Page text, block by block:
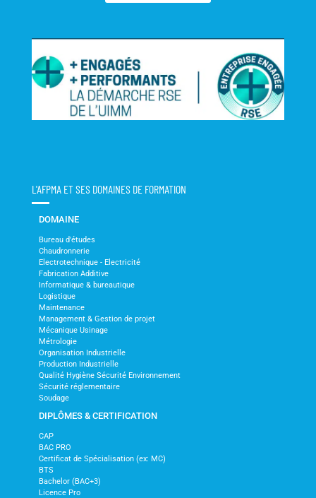
L'AFPMA ET SES DOMAINES DE FORMATION
DOMAINE
Bureau d'études
Chaudronnerie
Electrotechnique - Electricité
Fabrication Additive
Informatique & bureautique
Logistique
Maintenance
Management & Gestion de projet
Mécanique Usinage
Métrologie
Organisation Industrielle
Production Industrielle
Qualité Hygiène Sécurité Environnement
Sécurité réglementaire
Soudage
DIPLÔMES & CERTIFICATION
CAP
BAC PRO
Certificat de Spécialisation (ex: MC)
BTS
Bachelor (BAC+3)
Licence Pro